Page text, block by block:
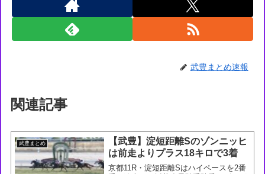
武豊まとめ速報
関連記事
武豊まとめ
【武豊】淀短距離Sのゾンニッヒ
は前走よりプラス18キロで3着
京都11R・淀短距離Sはハイペースを2番